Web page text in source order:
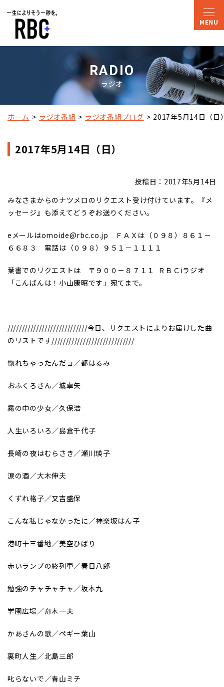
RADIO
ラジオ
ホーム ラジオ番組 ラジオ番組ブログ 2017年5月14日（日
2017年5月14日（日）
投稿日：2017年5月14日
みなさまからのナツメロのリクエスト受け付けています。『メ
ッセージ』も添えてどうぞお送りください。
eメールはomoide@rbc.co.jp ＦＡＸは（０９８）８６１－
６６８３ 電話は（０９８）９５１－１１１１
葉書でのリクエストは 〒９００－８７１１ ＲＢＣiラジオ
「こんばんは！小山康昭です」宛てまで。
////////////////////////////今日、リクエストによりお届けした曲
のリストです/////////////////////////////
惚れちゃったんだョ／都はるみ
おふくろさん／城卓矢
霧の中の少女／久保浩
人生いろいろ／島倉千代子
長崎の夜はむらさき／瀬川瑛子
涙の酒／大木伸夫
くずれ格子／又吉盛保
こんな私じゃなかったに／神楽坂はん子
港町十三番地／美空ひばり
赤いランプの終列車／春日八郎
勉強のチャチャチャ／坂本九
学園広場／舟木一夫
かあさんの歌／ペギー葉山
裏町人生／北島三郎
叱らないで／青山ミチ